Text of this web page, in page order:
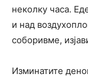
неколку часа.
и над
соборивме,
Изминатите